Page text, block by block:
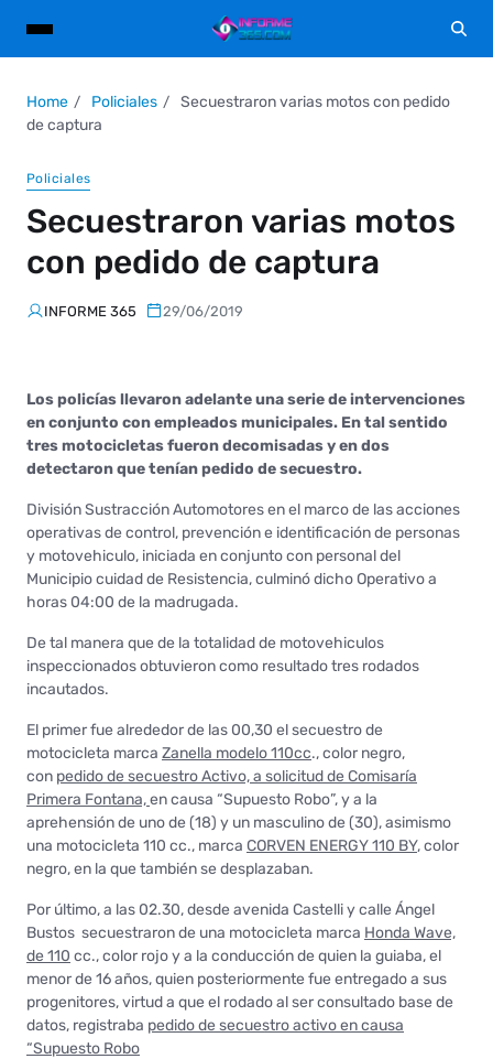
Home Policiales
Secuestraron varias motos con pedido
de captura
Policiales
Secuestraron varias motos
con pedido de captura
INFORME 365 29/06/2019
Los policías llevaron adelante una serie de intervenciones
en conjunto con empleados municipales. En tal sentido
tres motocicletas fueron decomisadas y en dos
detectaron que tenían pedido de secuestro.
División Sustracción Automotores en el marco de las acciones
operativas de control, prevención e identificación de personas
y motovehiculo, iniciada en conjunto con personal del
Municipio cuidad de Resistencia, culminó dicho Operativo a
horas 04:00 de la madrugada.
De tal manera que de la totalidad de motovehiculos
inspeccionados obtuvieron como resultado tres rodados
incautados.
El primer fue alrededor de las 00,30 el secuestro de
motocicleta marca Zanella modelo 110cc., color negro,
con pedido de secuestro Activo, a solicitud de Comisaría
Primera Fontana,en causa “Supuesto Robo”, y a la
aprehensión de uno de (18) y un masculino de (30), asimismo
una motocicleta 110 cc., marca CORVEN ENERGY 110 BY, color
negro, en la que también se desplazaban.
Por último, a las 02.30, desde avenida Castelli y calle Ángel
Bustos secuestraron de una motocicleta marca Honda Wave,
de 110 cc., color rojo y a la conducción de quien la guiaba, el
menor de 16 años, quien posteriormente fue entregado a sus
progenitores, virtud a que el rodado al ser consultado base de
datos, registraba pedido de secuestro activo en causa
“Supuesto Robo